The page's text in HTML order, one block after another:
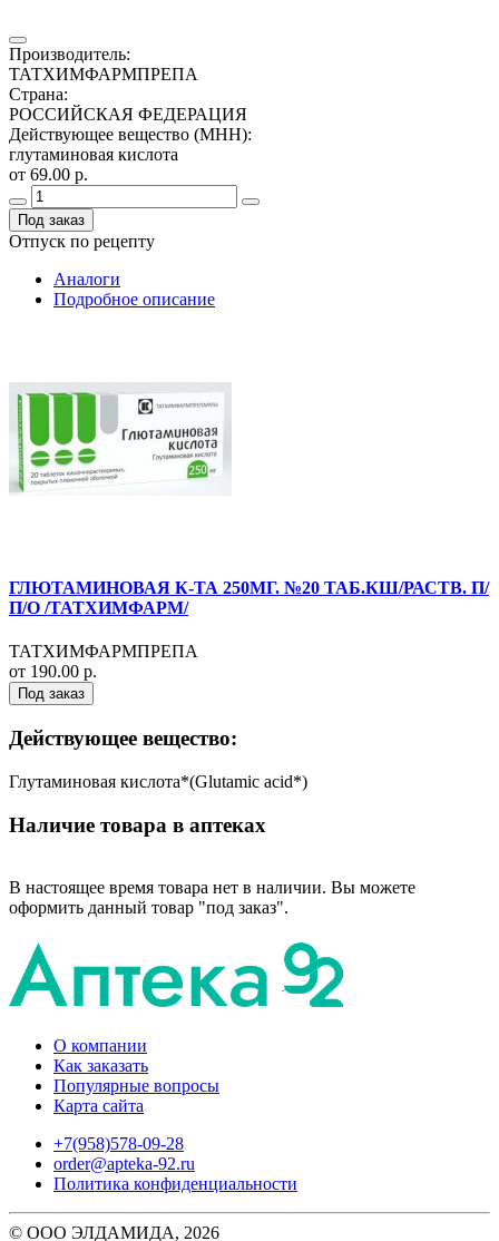
Производитель:
ТАТХИМФАРМПРЕПА
Страна:
РОССИЙСКАЯ ФЕДЕРАЦИЯ
Действующее вещество (МНН):
глутаминовая кислота
от 69.00 р.
Под заказ
Отпуск по рецепту
Аналоги
Подробное описание
ГЛЮТАМИНОВАЯ К-ТА 250МГ. №20 ТАБ.КШ/РАСТВ. П/
П/О /ТАТХИМФАРМ/
ТАТХИМФАРМПРЕПА
от 190.00 р.
Под заказ
Действующее вещество:
Глутаминовая кислота*(Glutamic acid*)
Наличие товара в аптеках
В настоящее время товара нет в наличии. Вы можете
оформить данный товар "под заказ".
О компании
Как заказать
Популярные вопросы
Карта сайта
+7(958)578-09-28
order@apteka-92.ru
Политика конфиденциальности
© ООО ЭЛДАМИДА, 2026